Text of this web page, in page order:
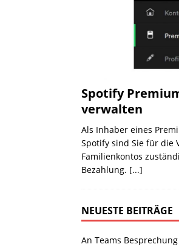
Spotify
verwalten
Als Inhaber eines
Spotify sind Sie für die
Familienkontos
Bezahlung. [...]
NEUESTE BEITRÄGE
An Teams